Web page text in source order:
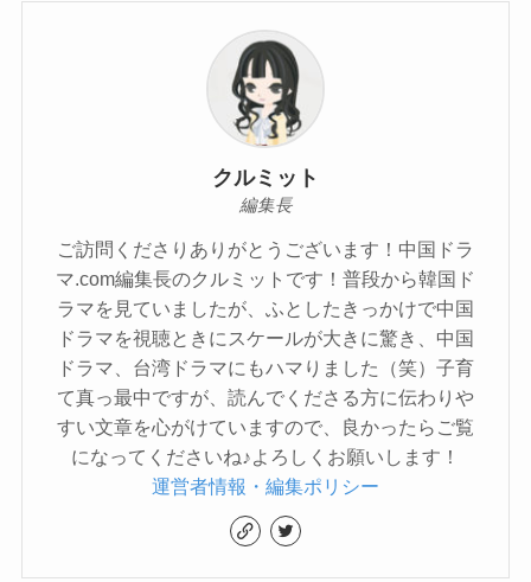
クルミット
編集長
ご訪問くださりありがとうございます！中国ドラ
マ.com編集長のクルミットです！普段から韓国ド
ラマを見ていましたが、ふとしたきっかけで中国
ドラマを視聴ときにスケールが大きに驚き、中国
ドラマ、台湾ドラマにもハマりました（笑）子育
て真っ最中ですが、読んでくださる方に伝わりや
すい文章を心がけていますので、良かったらご覧
になってくださいね♪よろしくお願いします！
運営者情報・編集ポリシー